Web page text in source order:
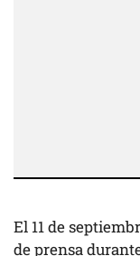
El 11 de
de prensa